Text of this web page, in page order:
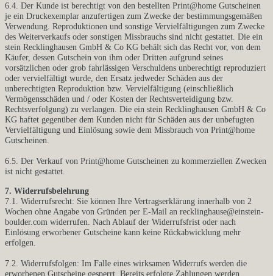
6.4. Der Kunde ist berechtigt von den bestellten Print@home Gutscheinen
je ein Druckexemplar anzufertigen zum Zwecke der bestimmungsgemäßen
Verwendung. Reproduktionen und sonstige Vervielfältigungen zum Zwecke
des Weiterverkaufs oder sonstigen Missbrauchs sind nicht gestattet. Die ein
stein Recklinghausen GmbH & Co KG behält sich das Recht vor, von dem
Käufer, dessen Gutschein von ihm oder Dritten aufgrund seines
vorsätzlichen oder grob fahrlässigen Verschuldens unberechtigt reproduziert
oder vervielfältigt wurde, den Ersatz jedweder Schäden aus der
unberechtigten Reproduktion bzw. Vervielfältigung (einschließlich
Vermögensschäden und / oder Kosten der Rechtsverteidigung bzw.
Rechtsverfolgung) zu verlangen. Die ein stein Recklinghausen GmbH & Co
KG haftet gegenüber dem Kunden nicht für Schäden aus der unbefugten
Vervielfältigung und Einlösung sowie dem Missbrauch von Print@home
Gutscheinen.
6.5. Der Verkauf von Print@home Gutscheinen zu kommerziellen Zwecken
ist nicht gestattet.
7. Widerrufsbelehrung
7.1. Widerrufsrecht: Sie können Ihre Vertragserklärung innerhalb von 2
Wochen ohne Angabe von Gründen per E-Mail an recklinghause@einstein-
boulder.com widerrufen. Nach Ablauf der Widerrufsfrist oder nach
Einlösung erworbener Gutscheine kann keine Rückabwicklung mehr
erfolgen.
7.2. Widerrufsfolgen: Im Falle eines wirksamen Widerrufs werden die
erworbenen Gutscheine gesperrt. Bereits erfolgte Zahlungen werden